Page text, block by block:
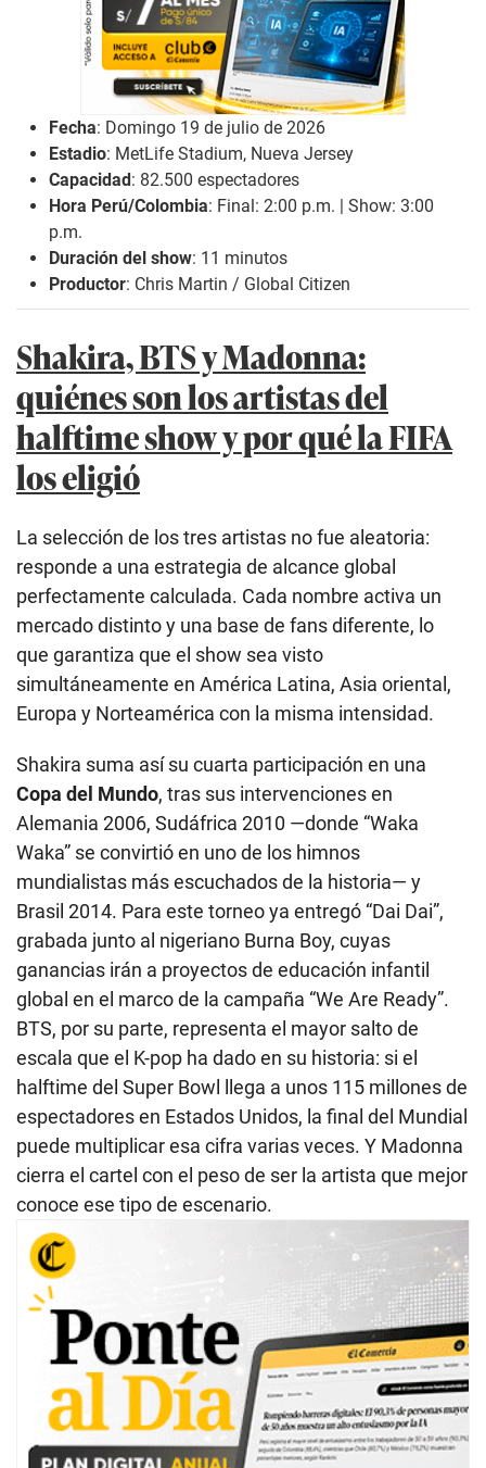
Fecha: Domingo 19 de julio de 2026
Estadio: MetLife Stadium, Nueva Jersey
Capacidad : 82.500 espectadores
Hora Perú/Colombia: Final: 2:00 p.m. | Show: 3:00
p.m.
Duración del show: 11 minutos
Productor: Chris Martin / Global Citizen
Shakira, BTS y Madonna:
quiénes son los artistas del
halftime show y por qué la FIFA
los eligió
La selección de los tres artistas no fue aleatoria:
responde a una estrategia de alcance global
perfectamente calculada. Cada nombre activa un
mercado distinto y una base de fans diferente, lo
que garantiza que el show sea visto
simultáneamente en América Latina, Asia oriental,
Europa y Norteamérica con la misma intensidad.
Shakira suma así su cuarta participación en una
Copa del Mundo, tras sus intervenciones en
Alemania 2006, Sudáfrica 2010 —donde “Waka
Waka” se convirtió en uno de los himnos
mundialistas más escuchados de la historia— y
Brasil 2014. Para este torneo ya entregó “Dai Dai”,
grabada junto al nigeriano Burna Boy, cuyas
ganancias irán a proyectos de educación infantil
global en el marco de la campaña “We Are Ready”.
BTS, por su parte, representa el mayor salto de
escala que el K-pop ha dado en su historia: si el
halftime del Super Bowl llega a unos 115 millones de
espectadores en Estados Unidos, la final del Mundial
puede multiplicar esa cifra varias veces. Y Madonna
cierra el cartel con el peso de ser la artista que mejor
conoce ese tipo de escenario.